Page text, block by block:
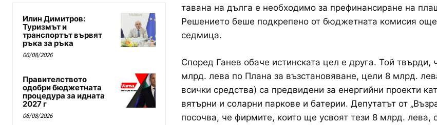
Илин Димитров:
Туризмът и
транспортът вървят
ръка за ръка
06/08/2026
Правителството
одобри бюджетната
процедура за идната
2027 г
06/08/2026
тавана на дълга е необходимо за префинансиране на
Решението беше подкрепено от бюджетната комисия
седмица.
Според Ганев обаче истинската цел е друга. Той твърди,
млрд. лева по Плана за възстановяване, цели 8 млрд.
всички средства) са предвидени за енергийни проекти
вятърни и соларни паркове и батерии. Депутатът от
посочва, че фирмите, които ще усвоят тези 8 млрд. лева,